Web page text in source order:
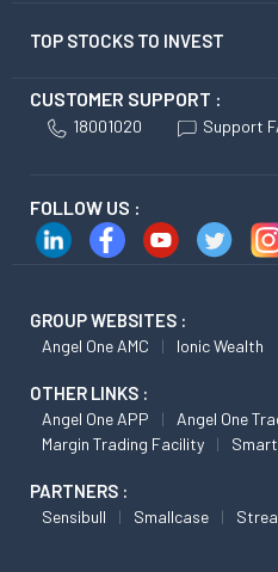
TOP STOCKS TO INVEST
CUSTOMER SUPPORT :
18001020 Support
FOLLOW US :
GROUP WEBSITES :
Angel One AMC Ionic Wealth
OTHER LINKS :
Angel One APP Angel One
Margin Trading Facility
PARTNERS :
Sensibull Smallcase